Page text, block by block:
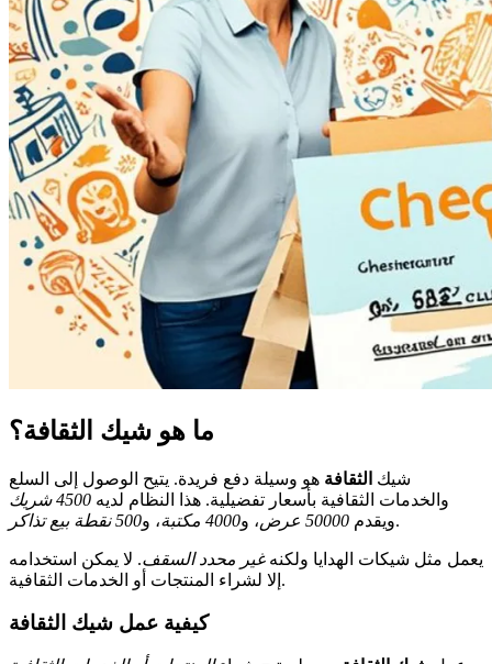
ما هو شيك الثقافة؟
شيك الثقافة هو وسيلة دفع فريدة. يتيح الوصول إلى السلع
والخدمات الثقافية بأسعار تفضيلية. هذا النظام لديه 4500 شريك
ويقدم 50000 عرض ، و4000 مكتبة ، و500 نقطة بيع تذاكر .
يعمل مثل شيكات الهدايا ولكنهغير محدد السقف. لا يمكن استخدامه
إلا لشراء المنتجات أو الخدمات الثقافية.
كيفية عمل شيك الثقافة